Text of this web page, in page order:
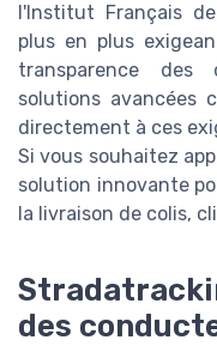
l'Institut Français
plus en plus
transparence des
solutions avancées
directement à ces
Si vous souhaitez
solution innovante
la livraison de colis,
des